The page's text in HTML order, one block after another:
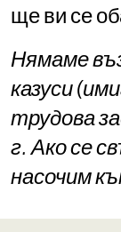
ще ви се
Нямаме
казуси
трудова
г. Ако се
насочим